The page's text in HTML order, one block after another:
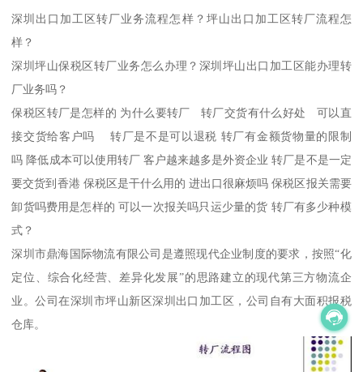
深圳出口加工区转厂业务流程怎样？坪山出口加工区转厂流程怎
样？
深圳坪山保税区转厂业务怎么办理？深圳坪山出口加工区能办理转
厂业务吗？
保税区转厂是怎样的 为什么要转厂 转厂交货有什么好处 可以直
接交货给客户吗 转厂是不是可以退税 转厂有金额货物量的限制
吗 降低成本可以使用转厂 客户越来越多是外资企业 转厂是不是一定
要交货到香港 保税区是干什么用的 进出口很麻烦吗 保税区报关需要
卸货吗费用是怎样的 可以一次报关吗只运少量的货 转厂有多少种模
式？
深圳市鼎海国际物流有限公司是遵照现代企业制度的要求，按照“化
定位、综合化经营、差异化发展”的思路建立的现代第三方物流企
业。公司在深圳市坪山新区深圳出口加工区，公司自有大面积报税
仓库。